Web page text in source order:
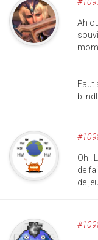
Ah
Faut
Oh !
de
de